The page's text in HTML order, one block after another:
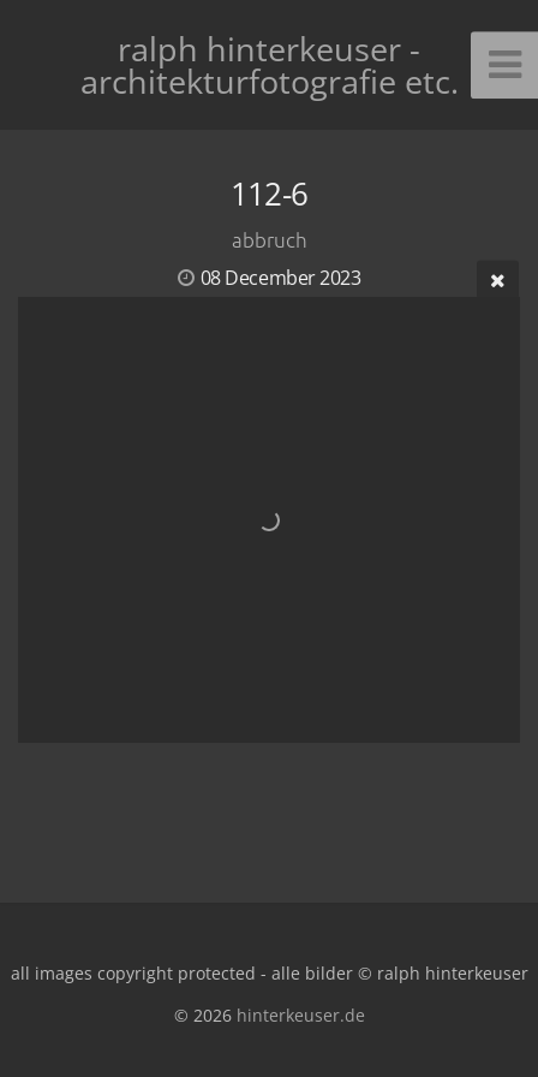
ralph hinterkeuser -
architekturfotografie etc.
112-6
abbruch
08 December 2023
all images copyright protected - alle bilder © ralph hinterkeuser
© 2026 hinterkeuser.de